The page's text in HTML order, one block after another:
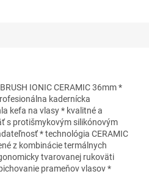
IONIC CERAMIC 36mm *
kadernícka
kefa na vlasy * kvalitné a
s protišmykovým silikónovým
* technológia CERAMIC
z kombinácie termálnych
tvarovanej rukoväti
prameňov vlasov *